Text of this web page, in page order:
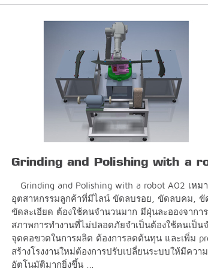
Grinding and Polishing with a
Grinding and Polishing with a robot A02 เหม
อุตสาหกรรมลูกค้าที่มีไลน์ ขัดลบรอย, ขัดลบคม, ขัด
ขัดละเอียด ต้องใช้คนจำนวนมาก มีฝุ่นละอองจากา
สภาพการทำงานที่ไม่ปลอดภัยจำเป็นต้องใช้คนเป็น
จุดคอขวดในการผลิต ต้องการลดต้นทุน และเพิ่ม
สร้างโรงงานใหม่ต้องการปรับเปลี่ยนระบบให้มีควา
อัตโนมัติมากยิ่งขึ้น ...